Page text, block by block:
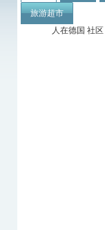
旅游超市
人在德国 社区